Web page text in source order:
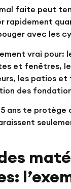
faite peut
rapidement
avec les
vrai pour:
et fenêtres,
les patios et
des
ans te protège